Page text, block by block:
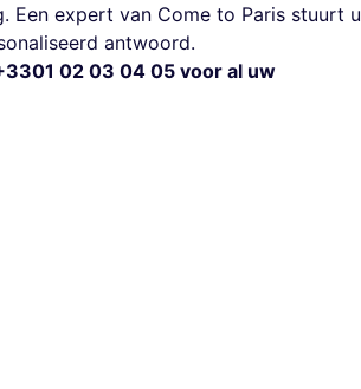
Een expert van Come to Paris stuurt u
antwoord.
02 03 04 05 voor al uw